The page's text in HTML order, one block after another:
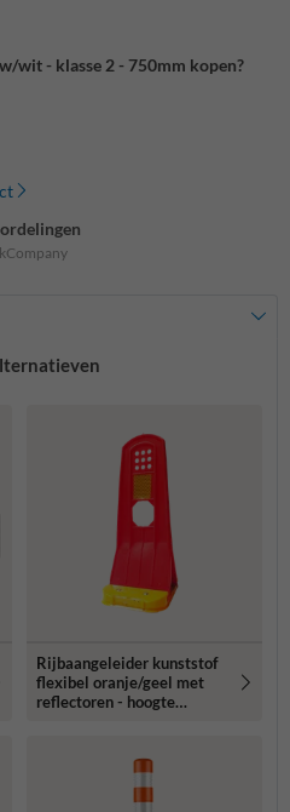
wit - klasse 2 - 750mm kopen?
Rijbaangeleider kunststof
flexibel oranje/geel met
reflectoren - hoogte